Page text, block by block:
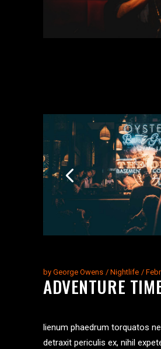
by George Owens Nightlife
ADVENTURE
lienum phaedrum torquatos
detraxit periculis ex, nihil